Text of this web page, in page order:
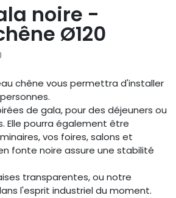
noire -
Ø120
chêne vous permettra d'installer
de gala, pour des déjeuners ou
Elle pourra également être
vos foires, salons et
fonte noire assure une stabilité
transparentes, ou notre
l'esprit industriel du moment.